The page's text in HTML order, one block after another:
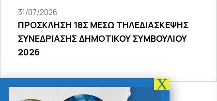
31/07/2026
ΠΡΟΣΚΛΗΣΗ 18Σ ΜΕΣΩ ΤΗΛΕΔΙΑΣΚΕΨΗΣ
ΣΥΝΕΔΡΙΑΣΗΣ ΔΗΜΟΤΙΚΟΥ ΣΥΜΒΟΥΛΙΟΥ
2026